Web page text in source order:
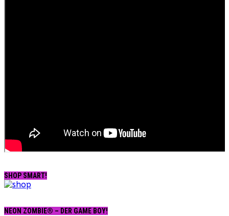
SHOP SMART!
NEON ZOMBIE® – DER GAME BOY!